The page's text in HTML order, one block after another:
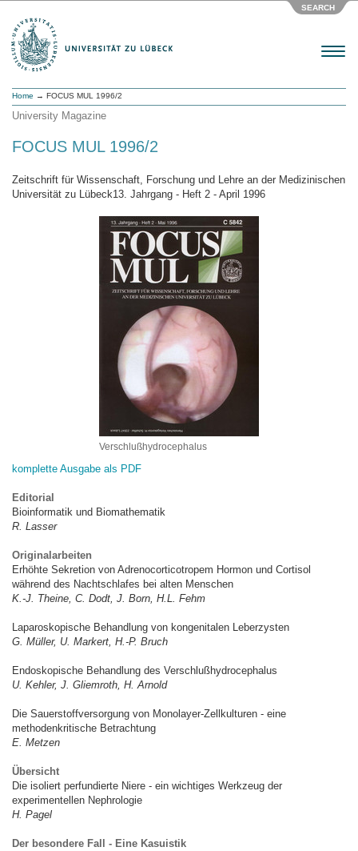
SEARCH
Menu
Home → FOCUS MUL 1996/2
University Magazine
FOCUS MUL 1996/2
Zeitschrift für Wissenschaft, Forschung und Lehre an der Medizinischen
Universität zu Lübeck13. Jahrgang - Heft 2 - April 1996
Verschlußhydrocephalus
komplette Ausgabe als PDF
Editorial
Bioinformatik und Biomathematik
R. Lasser
Originalarbeiten
Erhöhte Sekretion von Adrenocorticotropem Hormon und Cortisol
während des Nachtschlafes bei alten Menschen
K.-J. Theine, C. Dodt, J. Born, H.L. Fehm
Laparoskopische Behandlung von kongenitalen Leberzysten
G. Müller, U. Markert, H.-P. Bruch
Endoskopische Behandlung des Verschlußhydrocephalus
U. Kehler, J. Gliemroth, H. Arnold
Die Sauerstoffversorgung von Monolayer-Zellkulturen - eine
methodenkritische Betrachtung
E. Metzen
Übersicht
Die isoliert perfundierte Niere - ein wichtiges Werkzeug der
experimentellen Nephrologie
H. Pagel
Der besondere Fall - Eine Kasuistik